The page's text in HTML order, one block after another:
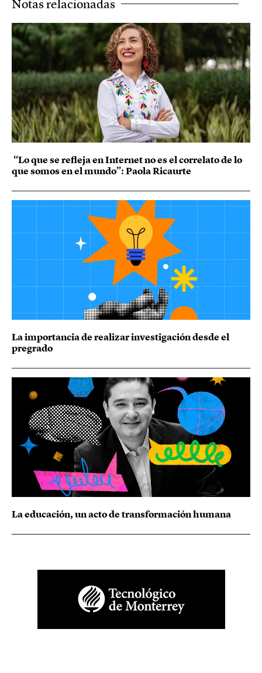
Notas relacionadas
“Lo que se refleja en Internet no es el correlato de lo
que somos en el mundo”: Paola Ricaurte
La importancia de realizar investigación desde el
pregrado
La educación, un acto de transformación humana